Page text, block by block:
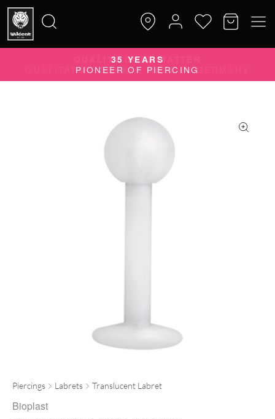
nach:
QUALITY DOES MATTER
QUALITÄTSPRODUKTE MADE IN GERMANY
Piercings Labrets Translucent Labret
Bioplast